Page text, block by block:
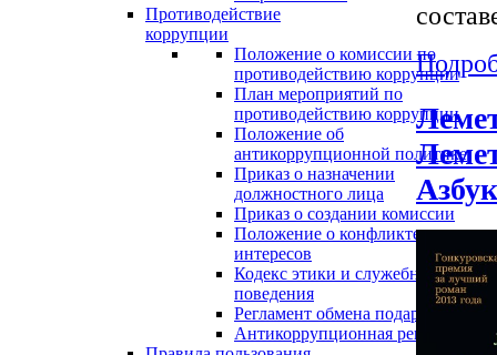
Противодействие
коррупции
Положение о комиссии по
противодействию коррупции
План мероприятий по
противодействию коррупции
Положение об
антикоррупционной политике
Приказ о назначении
должностного лица
Приказ о создании комиссии
Положение о конфликте
интересов
Кодекс этики и служебного
поведения
Регламент обмена подарками
Антикоррупционная реклама